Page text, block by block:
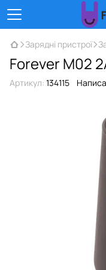
Зарядні пристрої
Forever M02
Артикул: 134115